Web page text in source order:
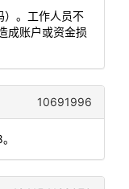
）。工作人员不
成账户或资金损
10691996